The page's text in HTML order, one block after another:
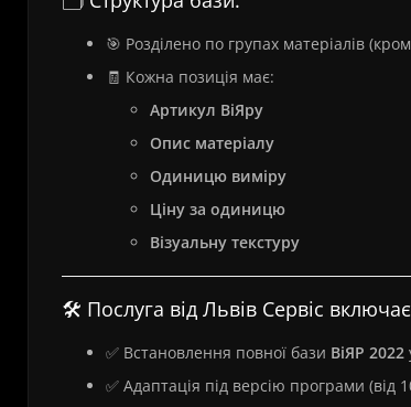
🎯 Розділено по групах матеріалів
🧾 Кожна позиція має:
Артикул ВіЯру
Опис матеріалу
Одиницю виміру
Ціну за одиницю
Візуальну текстуру
🛠️ Послуга від Львів Сервіс
✅ Встановлення повної бази ВіЯР 2022
✅ Адаптація під версію програми (від